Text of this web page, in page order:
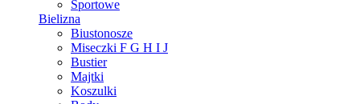
Sportowe
Bielizna
Biustonosze
Miseczki F G H I J
Bustier
Majtki
Koszulki